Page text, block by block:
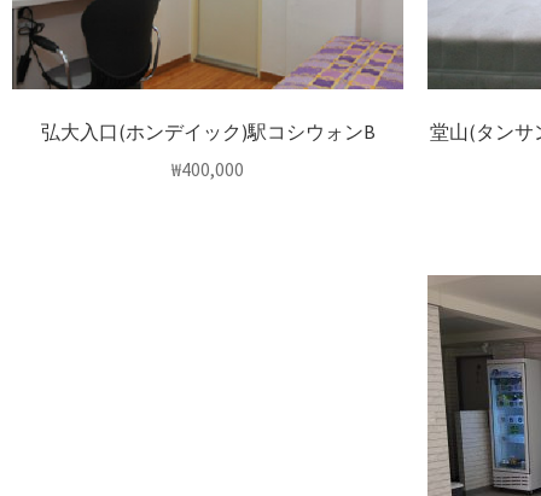
弘大入口(ホンデイック)駅コシウォンB
₩400,000
堂山(タンサ